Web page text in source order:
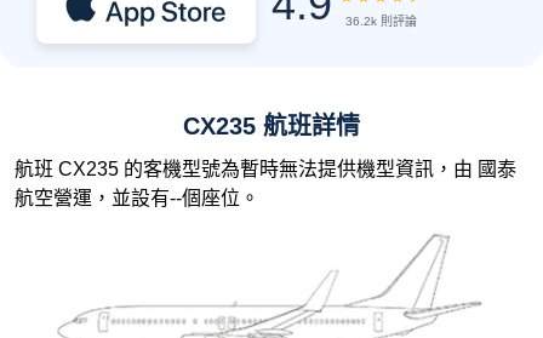
36.2k 則評論
CX235 航班詳情
航班 CX235 的客機型號為暫時無法提供機型資訊，由 國泰
航空營運，並設有--個座位。